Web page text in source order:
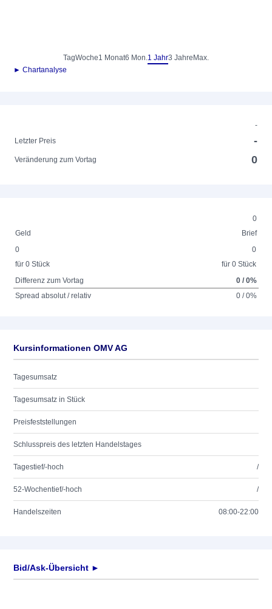
TagWoche1 Monat6 Mon.1 Jahr3 Jahre Max.
► Chartanalyse
-
Letzter Preis
-
Veränderung zum Vortag 0
0
Geld
Brief
0
für 0 Stück
0
für 0 Stück
Differenz zum Vortag
0 / 0%
Spread absolut / relativ
0 / 0%
Kursinformationen OMV AG
Tagesumsatz
Tagesumsatz in Stück
Preisfeststellungen
Schlusspreis des letzten Handelstages
Tagestief/-hoch /
52-Wochentief/-hoch /
Handelszeiten 08:00-22:00
Bid/Ask-Übersicht ►